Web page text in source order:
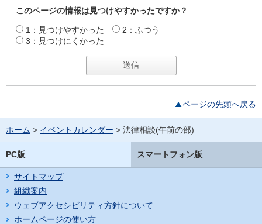
このページの情報は見つけやすかったですか？
1：見つけやすかった
2：ふつう
3：見つけにくかった
ページの先頭へ戻る
ホーム > イベントカレンダー > 法律相談(午前の部)
PC版 スマートフォン版
サイトマップ
組織案内
ウェブアクセシビリティ方針について
ホームページの使い方